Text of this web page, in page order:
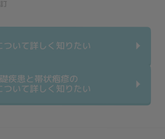
ついて詳しく知りたい
疾患と帯状疱疹の
ついて詳しく知りたい